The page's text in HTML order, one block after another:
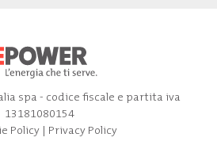
spa - codice fiscale e partita iva
13181080154
Policy| Privacy Policy